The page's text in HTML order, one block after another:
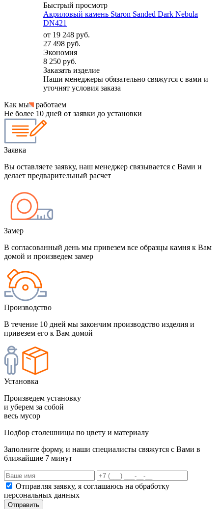
Быстрый просмотр
Акриловый камень Staron Sanded Dark Nebula
DN421
от 19 248 руб.
27 498 руб.
Экономия
8 250 руб.
Заказать изделие
Наши менеджеры обязательно свяжутся с вами и
уточнят условия заказа
Как мы
работаем
Не более 10 дней от заявки до установки
Заявка
Вы оставляете заявку, наш менеджер связывается с Вами и
делает предварительный расчет
Замер
В согласованный день мы привезем все образцы камня к Вам
домой и произведем замер
Производство
В течение 10 дней мы закончим производство изделия и
привезем его к Вам домой
Установка
Произведем установку
и уберем за собой
весь мусор
Подбор столешницы по цвету и материалу
Заполните форму, и наши специалисты свяжутся с Вами в
ближайшие 7 минут
Отправляя заявку, я соглашаюсь на обработку
персональных данных
Отправить